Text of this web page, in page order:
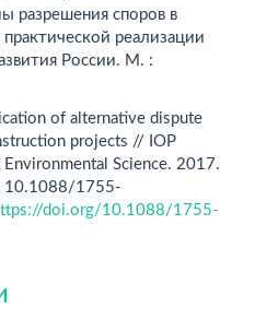
разрешения споров в
реализации
России. М. :
of alternative dispute
projects // IOP
Science. 2017.
10.1088/1755-
doi.org/10.1088/1755-